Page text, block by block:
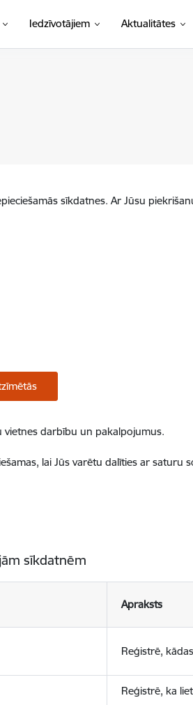
Iedzīvotājiem Aktualitātes
sīkdatnes. Ar Jūsu
vietnes darbību un pakalpojumus.
lai Jūs varētu dalīties ar
sīkdatnēm
Apraksts
Reģistrē,
Reģistrē, ka